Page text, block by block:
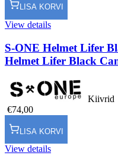
LISA KORVI
View details
S-ONE Helmet Lifer
Helmet Lifer Black
Kiivrid
€74,00
LISA KORVI
View details